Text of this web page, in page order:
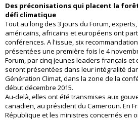
Des préconisations qui placent la
défi climatique
Tout au long des 3 jours du Forum,
américains, africains et européens ont
conférences. A l'issue, six
présentées une première fois le 4
Forum, par cinq jeunes leaders français et
seront présentées dans leur intégralité
Génération Climat, dans la zone de la
début décembre 2015.
Au-delà, elles ont été transmises aux
canadien, au président du Cameroun. En
République et les ministres concernés en